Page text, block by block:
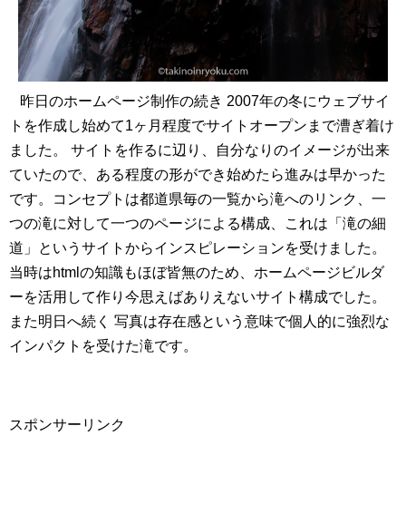
昨日のホームページ制作の続き 2007年の冬にウェブサイ
トを作成し始めて1ヶ月程度でサイトオープンまで漕ぎ着け
ました。 サイトを作るに辺り、自分なりのイメージが出来
ていたので、ある程度の形ができ始めたら進みは早かった
です。コンセプトは都道県毎の一覧から滝へのリンク、一
つの滝に対して一つのページによる構成、これは「滝の細
道」というサイトからインスピレーションを受けました。
当時はhtmlの知識もほぼ皆無のため、ホームページビルダ
ーを活用して作り今思えばありえないサイト構成でした。
また明日へ続く 写真は存在感という意味で個人的に強烈な
インパクトを受けた滝です。
スポンサーリンク